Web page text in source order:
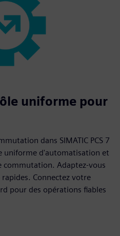
uniforme pour
dans SIMATIC PCS 7
uniforme d'automatisation et
commutation. Adaptez-vous
Connectez votre
pour des opérations fiables